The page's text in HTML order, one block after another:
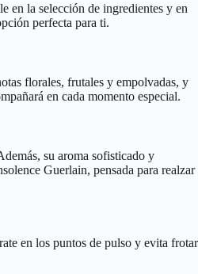
en la selección de ingredientes y en
perfecta para ti.
florales, frutales y empolvadas, y
en cada momento especial.
su aroma sofisticado y
Guerlain, pensada para realzar
en los puntos de pulso y evita frotar